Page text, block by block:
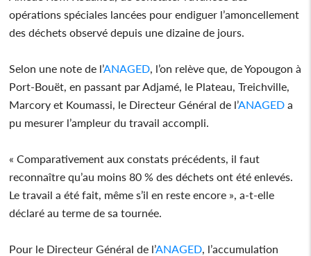
opérations spéciales lancées pour endiguer l’amoncellement
des déchets observé depuis une dizaine de jours.
Selon une note de l’ANAGED , l’on relève que, de Yopougon à
Port-Bouët, en passant par Adjamé, le Plateau, Treichville,
Marcory et Koumassi, le Directeur Général de l’ANAGED a
pu mesurer l’ampleur du travail accompli.
« Comparativement aux constats précédents, il faut
reconnaître qu’au moins 80 % des déchets ont été enlevés.
Le travail a été fait, même s’il en reste encore », a-t-elle
déclaré au terme de sa tournée.
Pour le Directeur Général de l’ANAGED , l’accumulation